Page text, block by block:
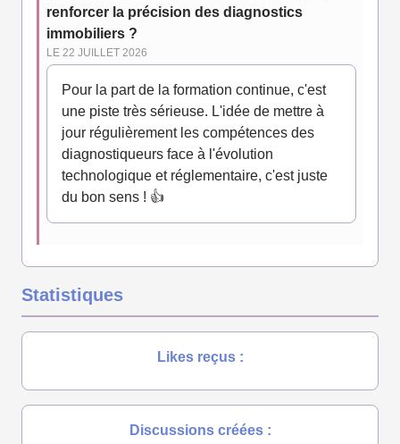
renforcer la précision des diagnostics
immobiliers ?
LE 22 JUILLET 2026
Pour la part de la formation continue, c'est
une piste très sérieuse. L'idée de mettre à
jour régulièrement les compétences des
diagnostiqueurs face à l'évolution
technologique et réglementaire, c'est juste
du bon sens ! 👍
Statistiques
Likes reçus :
Discussions créées :